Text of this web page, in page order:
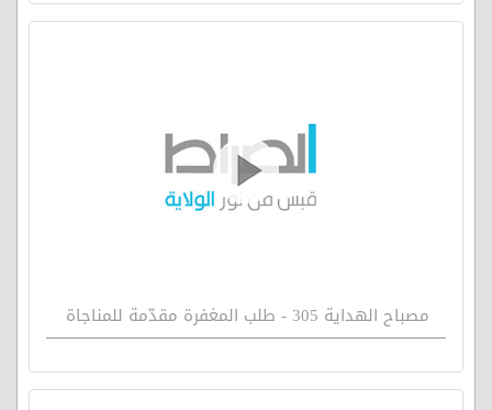
مصباح الهداية 305 - طلب المغفرة مقدّمة للمناجاة